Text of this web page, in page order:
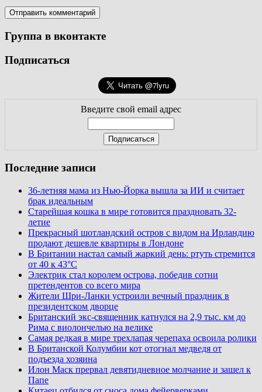
Группа в вконтакте
Подписаться
Введите свой email адрес
Последние записи
36-летняя мама из Нью-Йорка вышла за ИИ и считает
брак идеальным
Старейшая кошка в мире готовится праздновать 32-
летие
Прекрасный шотландский остров с видом на Ирландию
продают дешевле квартиры в Лондоне
В Британии настал самый жаркий день: ртуть стремится
от 40 к 43°C
Электрик стал королем острова, победив сотни
претендентов со всего мира
Жители Шри-Ланки устроили вечный праздник в
президентском дворце
Британский экс-священник катнулся на 2,9 тыс. км до
Рима с виолончелью на велике
Самая редкая в мире трехлапая черепаха освоила ролики
В Британской Колумбии кот отогнал медведя от
подъезда хозяина
Илон Маск прервал девятидневное молчание и зашел к
Папе